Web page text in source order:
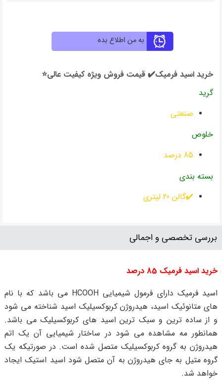
به من اطلاع بده
خرید اسید فرمیک✔️ قیمت فروش ویژه کیفیت عالی⭐︁
گرید
صنعتی
خلوص
85 درصد
بسته بندی
✔️گالن 20 لیتری
بررسی تخصصی و اجمالی
خرید اسید فرمیک 85 درصد
اسید فرمیک دارای فرمول شیمیایی HCOOH می باشد که با نام
های متانوئیک اسید، هیدروژن کربوکسیلیک اسید شناخته می شود
و از ساده ترین و سبک ترین اسید های کربوکسیلیک می باشد.
همانطور مه مشاهده می شود در ساختار شیمیایی آن یک اتم
هیدروژن به گروه کربوکسیلیک متصل شده است. در صورتیکه یک
گروه متیل به جای هیدروژن به آن متصل شود اسید استیک ایجاد
خواهد شد.